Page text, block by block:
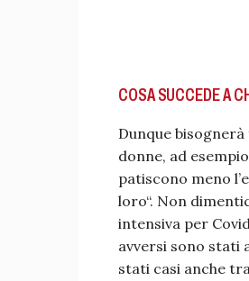
COSA SUCCEDE A
Dunque
donne, ad
patiscono meno
loro“. Non
intensiva per
avversi sono stati
stati casi anche